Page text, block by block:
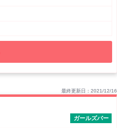
最終更新日：2021/12/16
ガールズバー